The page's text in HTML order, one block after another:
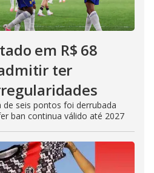
em R$ 68
ter
de seis pontos foi derrubada
ban continua válido até 2027